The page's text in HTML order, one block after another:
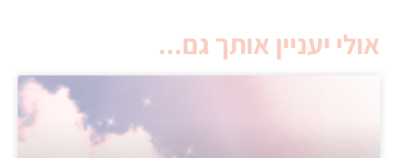
אולי יעניין אותך גם...